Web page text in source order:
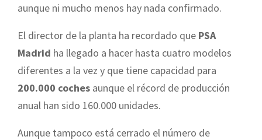
aunque ni mucho menos hay nada confirmado.
El director de la planta ha recordado que PSA
Madrid ha llegado a hacer hasta cuatro modelos
diferentes a la vez y que tiene capacidad para
200.000 coches aunque el récord de producción
anual han sido 160.000 unidades.
Aunque tampoco está cerrado el número de